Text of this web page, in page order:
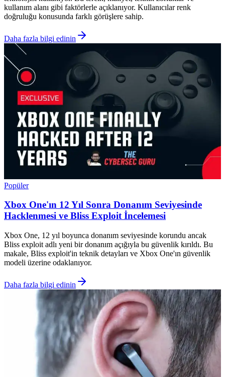
kullanım alanı gibi faktörlerle açıklanıyor. Kullanıcılar renk
doğruluğu konusunda farklı görüşlere sahip.
Daha fazla bilgi edinin
Popüler
Xbox One'ın 12 Yıl Sonra Donanım Seviyesinde
Hacklenmesi ve Bliss Exploit İncelemesi
Xbox One, 12 yıl boyunca donanım seviyesinde korundu ancak
Bliss exploit adlı yeni bir donanım açığıyla bu güvenlik kırıldı. Bu
makale, Bliss exploit'in teknik detayları ve Xbox One'ın güvenlik
modeli üzerine odaklanıyor.
Daha fazla bilgi edinin